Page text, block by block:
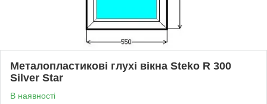
Металопластикові глухі вікна Steko R 300
Silver Star
В наявності